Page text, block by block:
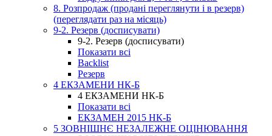
8. Розпродаж (продані переглянути і в резерв)
(переглядати раз на місяць)
9-2. Резерв (досписувати)
9-2. Резерв (досписувати)
Показати всі
Backlist
Резерв
4 ЕКЗАМЕНИ НК-Б
4 ЕКЗАМЕНИ НК-Б
Показати всі
ЕКЗАМЕН 2015 НК-Б
5 ЗОВНІШНЄ НЕЗАЛЕЖНЕ ОЦІНЮВАННЯ